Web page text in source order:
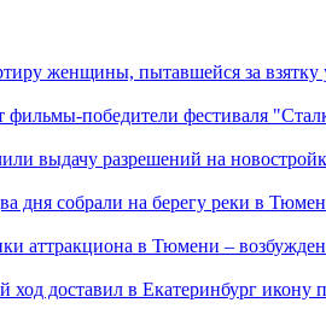
женщины, пытавшейся за взятку
фильмы-победители фестиваля
выдачу разрешений на
дня собрали на берегу реки в
аттракциона в Тюмени –
доставил в Екатеринбург икону